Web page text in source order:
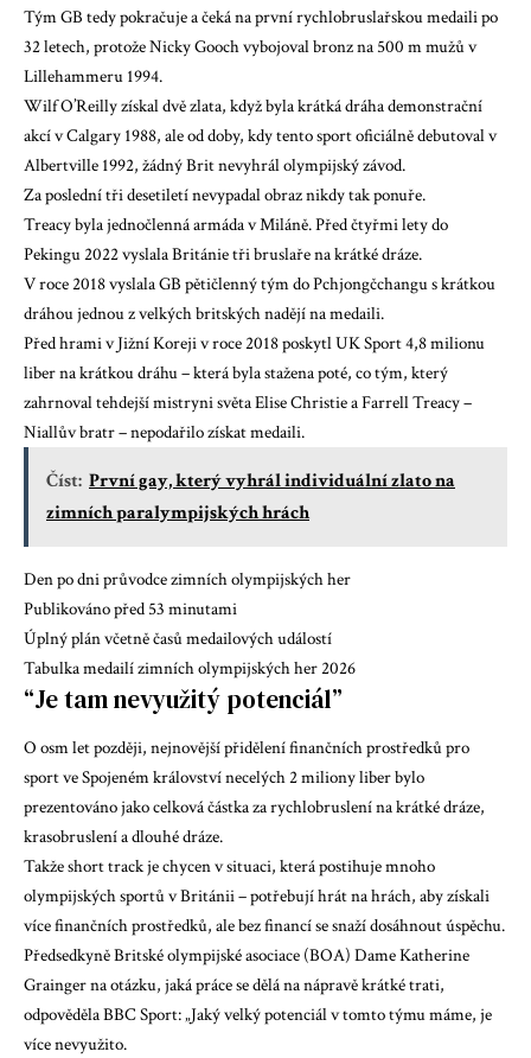
Tým GB tedy pokračuje a čeká na první rychlobruslařskou medaili po
32 letech, protože Nicky Gooch vybojoval bronz na 500 m mužů v
Lillehammeru 1994.
Wilf O’Reilly získal dvě zlata, když byla krátká dráha demonstrační
akcí v Calgary 1988, ale od doby, kdy tento sport oficiálně debutoval v
Albertville 1992, žádný Brit nevyhrál olympijský závod.
Za poslední tři desetiletí nevypadal obraz nikdy tak ponuře.
Treacy byla jednočlenná armáda v Miláně. Před čtyřmi lety do
Pekingu 2022 vyslala Británie tři bruslaře na krátké dráze.
V roce 2018 vyslala GB pětičlenný tým do Pchjongčchangu s krátkou
dráhou jednou z velkých britských nadějí na medaili.
Před hrami v Jižní Koreji v roce 2018 poskytl UK Sport 4,8 milionu
liber na krátkou dráhu – která byla stažena poté, co tým, který
zahrnoval tehdejší mistryni světa Elise Christie a Farrell Treacy –
Niallův bratr –nepodařilo získat medaili.
Číst: První gay, který vyhrál individuální zlato na
zimních paralympijských hrách
Den po dni průvodce zimních olympijských her
Publikováno před 53 minutami
Úplný plán včetně časů medailových událostí
Tabulka medailí zimních olympijských her 2026
“Je tam nevyužitý potenciál”
O osm let později, nejnovější přidělení finančních prostředků pro
sport ve Spojeném královstvínecelých 2 miliony liber bylo
prezentováno jako celková částka za rychlobruslení na krátké dráze,
krasobruslení a dlouhé dráze.
Takže short track je chycen v situaci, která postihuje mnoho
olympijských sportů v Británii – potřebují hrát na hrách, aby získali
více finančních prostředků, ale bez financí se snaží dosáhnout úspěchu.
Předsedkyně Britské olympijské asociace (BOA) Dame Katherine
Grainger na otázku, jaká práce se dělá na nápravě krátké trati,
odpověděla BBC Sport: „Jaký velký potenciál v tomto týmu máme, je
více nevyužito.